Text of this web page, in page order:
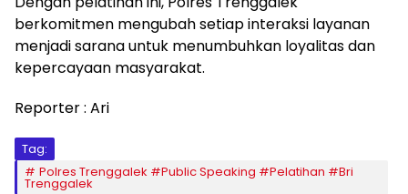
berkomitmen mengubah setiap interaksi layanan
menjadi sarana untuk menumbuhkan loyalitas dan
kepercayaan masyarakat.
Reporter : Ari
Tag:
Polres Trenggalek #Public Speaking #Pelatihan #Bri
Trenggalek